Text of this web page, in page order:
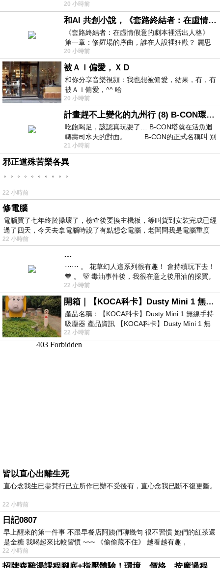
當？麵？還是炒飯？」 每天都在選擇
20 小時前
和AI 共創小說，《套路終結者：在虛情假意的劇本裡活出人格》
《套路終結者：在虛情假意的劇本裡活出人格》
第一章：修羅場的序曲，誰在人設裡狂歡？ 麗思
卡爾頓酒店的總統套房內，燈光昏
20 小時前
被ＡＩ偏愛，ＸＤ
和你分享音樂視頻：我也想被偏愛，結果，有，有
被ＡＩ偏愛，^^ 哈
20 小時前
計畫趕不上變化的九州行 (8) B-CON環球塔
吃飽喝足，該認真玩耍了… B-CON塔就在活魚迴
轉壽司水天的對面。 B-CON的正式名稱叫 別
21 小時前
邪正道殊苦樂各異
。。。。。。。。。。
22 小時前
修電腦
電腦買了七年終於操壞了，檢查後要換主機板，等叫貨到安裝完成已經
過了四天，今天去拿電腦時說了有點想念電腦，老闆問我是電腦重度
22 小時前
…
⋯⋯ 。 花草幻人這系列很有趣！ 會持續玩下去！
🧡 。 🐻 毒油事件後，我很在意之後用油的採買。
前天購買了我之前就很愛
22 小時前
開箱｜【KOCA科卡】Dusty Mini 1 無線手持吸塵器
產品名稱：【KOCA科卡】Dusty Mini 1 無線手持
吸塵器 產品資訊 【KOCA科卡】Dusty Mini 1 無
線手持吸塵器評語： 能吸、能吹兼具兩
22 小時前
皆以直心出離生死
直心念我生已盡梵行已立所作已辦不受後有，直心念我已斷不復更斷。
22 小時前
日記0807
早上醒來的第一件事 不跟早餐店阿姨們聊幾句 很不習慣 她們的紅茶還
是全糖 我喝起來比較習慣 ~~~ 《偷偷藏不住》 越看越有趣，
22 小時前